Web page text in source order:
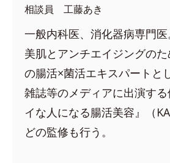
相談員 工藤あき
一般内科医、消化器病専門医
美肌とアンチエイジングのた
の腸活×菌活エキスパートと
雑誌等のメディアに出演す
イな人になる腸活美容』（
どの監修も行う。